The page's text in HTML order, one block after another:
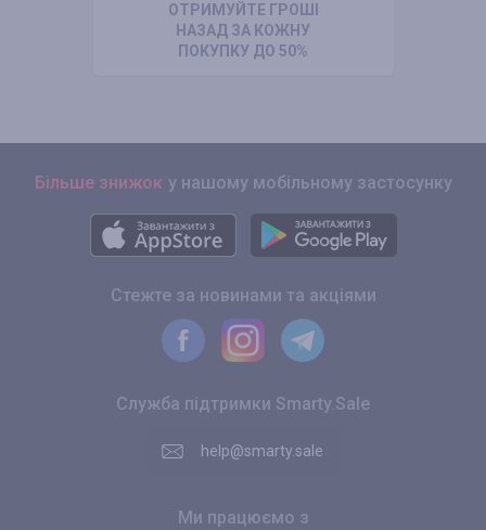
ОТРИМУЙТЕ ГРОШІ
НАЗАД ЗА КОЖНУ
ПОКУПКУ ДО 50%
Більше знижок у нашому мобільному застосунку
Стежте за новинами та акціями
Служба підтримки Smarty.Sale
help@smarty.sale
Ми працюємо з